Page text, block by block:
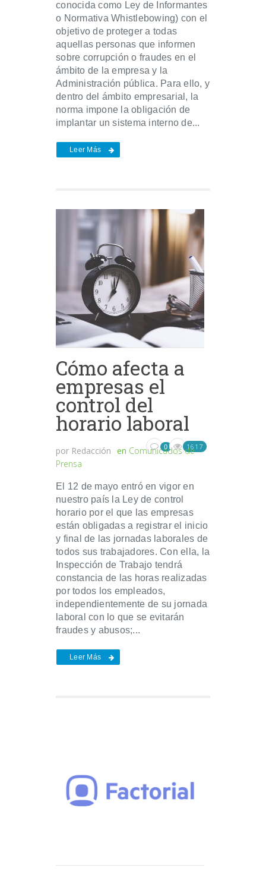
conocida como Ley de Informantes
o Normativa Whistlebowing) con el
objetivo de proteger a todas
aquellas personas que informen
sobre corrupción o fraudes en el
ámbito de la empresa y la
Administración pública. Para ello, y
dentro del ámbito empresarial, la
norma impone la obligación de
implantar un sistema interno de...
Leer Más
Cómo afecta a
empresas el
control del
horario laboral
por Redacción en Comunicados de
Prensa
0 1617
El 12 de mayo entró en vigor en
nuestro país la Ley de control
horario por el que las empresas
están obligadas a registrar el inicio
y final de las jornadas laborales de
todos sus trabajadores. Con ella, la
Inspección de Trabajo tendrá
constancia de las horas realizadas
por todos los empleados,
independientemente de su jornada
laboral con lo que se evitarán
fraudes y abusos;...
Leer Más